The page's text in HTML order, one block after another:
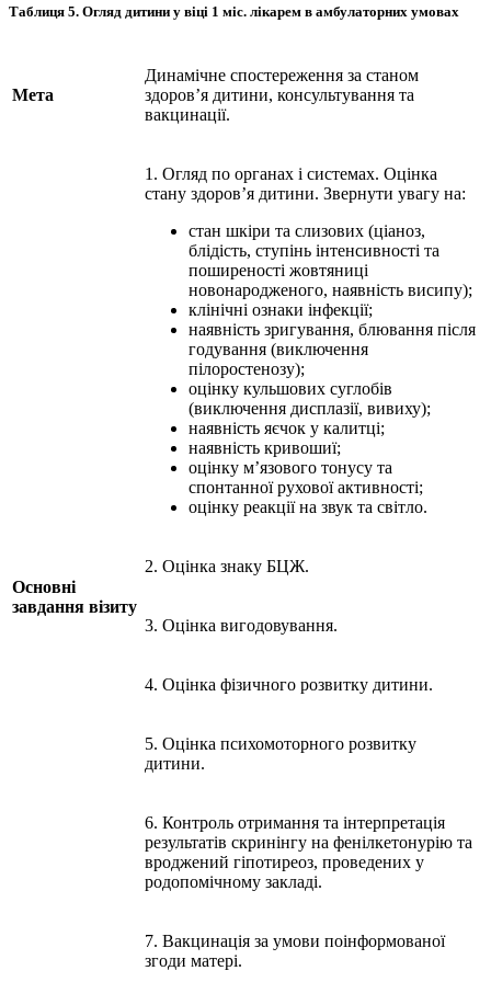
Таблиця 5. Огляд дитини у віці 1 міс. лікарем в амбулаторних умовах
Мета
Динамічне спостереження за станом
здоров’я дитини, консультування та
вакцинації.
Основні
завдання візиту
1. Огляд по органах і системах. Оцінка
стану здоров’я дитини. Звернути увагу на:
стан шкіри та слизових (ціаноз,
блідість, ступінь інтенсивності та
поширеності жовтяниці
новонародженого, наявність висипу);
клінічні ознаки інфекції;
наявність зригування, блювання після
годування (виключення
пілоростенозу);
оцінку кульшових суглобів
(виключення дисплазії, вивиху);
наявність яєчок у калитці;
наявність кривошиї;
оцінку м’язового тонусу та
спонтанної рухової активності;
оцінку реакції на звук та світло.
2. Оцінка знаку БЦЖ.
3. Оцінка вигодовування.
4. Оцінка фізичного розвитку дитини.
5. Оцінка психомоторного розвитку
дитини.
6. Контроль отримання та інтерпретація
результатів скринінгу на фенілкетонурію та
вроджений гіпотиреоз, проведених у
родопомічному закладі.
7. Вакцинація за умови поінформованої
згоди матері.